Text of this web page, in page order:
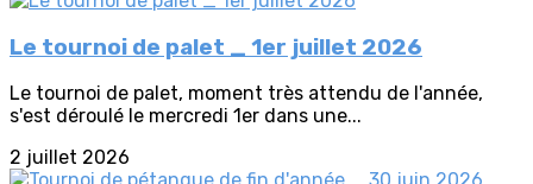
Le tournoi de palet _ 1er juillet 2026
Le tournoi de palet, moment très attendu de l'année,
s'est déroulé le mercredi 1er dans une...
2 juillet 2026